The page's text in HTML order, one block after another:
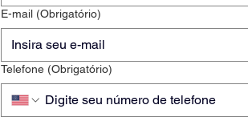
E-mail (Obrigatório)
Telefone (Obrigatório)